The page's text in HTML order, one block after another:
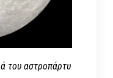
του αστροπάρτυ